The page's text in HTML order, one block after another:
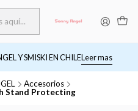
Y SMISKI EN CHILELeer mas
Accesorios
Stand Protecting